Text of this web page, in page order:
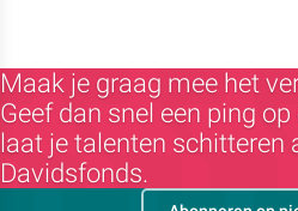
Maak je graag mee het
Geef dan snel een ping
laat je talenten schitteren
Davidsfonds.